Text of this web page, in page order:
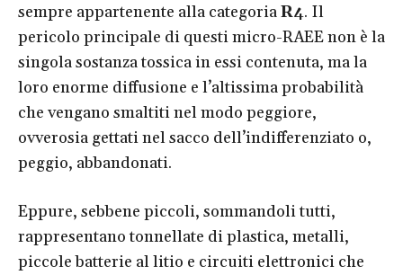
sempre appartenente alla categoriaR4. Il
pericolo principale di questi micro-RAEE non è la
singola sostanza tossica in essi contenuta, ma la
loro enorme diffusione e l’altissima probabilità
che vengano smaltiti nel modo peggiore,
ovverosia gettati nel sacco dell’indifferenziato o,
peggio, abbandonati.
Eppure, sebbene piccoli, sommandoli tutti,
rappresentano tonnellate di plastica, metalli,
piccole batterie al litio e circuiti elettronici che